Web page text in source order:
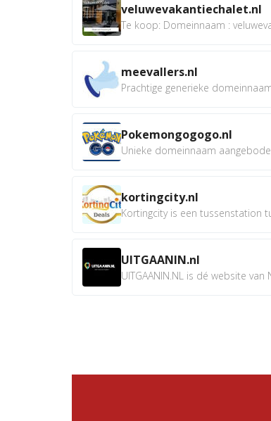
veluwevakantiechalet.nl
Te koop: Domeinnaam :
meevallers.nl
Prachtige generieke
Pokemongogogo.nl
Unieke domeinnaam
kortingcity.nl
Kortingcity is een tussenstation
UITGAANIN.nl
UITGAANIN.NL is dé website van